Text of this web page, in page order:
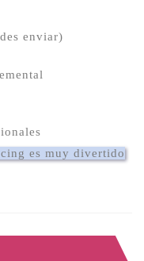
enviar)
es muy divertido